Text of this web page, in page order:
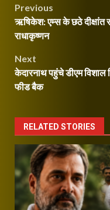
Post
navigation
Previous
ऋषिकेश: एम्स के छठे दीक्षांत
राधाकृष्णन
Next
केदारनाथ पहुंचे डीएम विशाल
फीड बैक
RELATED STORIES